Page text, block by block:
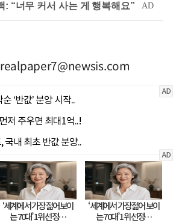
realpaper7@newsis.com